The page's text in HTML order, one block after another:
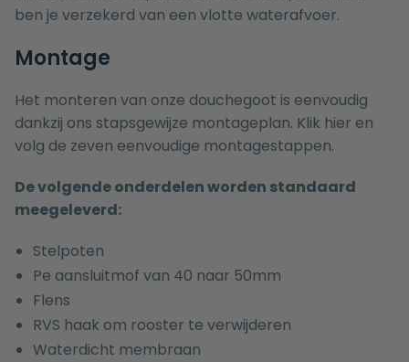
ben je verzekerd van een vlotte waterafvoer.
Montage
Het monteren van onze douchegoot is eenvoudig
dankzij ons stapsgewijze montageplan. Klik hier en
volg de zeven eenvoudige montagestappen.
De volgende onderdelen worden standaard
meegeleverd:
Stelpoten
Pe aansluitmof van 40 naar 50mm
Flens
RVS haak om rooster te verwijderen
Waterdicht membraan